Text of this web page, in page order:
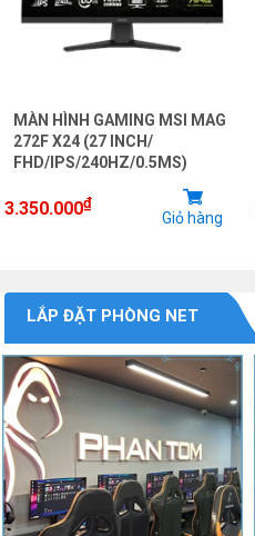
MÀN HÌNH GAMING MSI MAG
272F X24 (27 INCH/
FHD/IPS/240HZ/0.5MS)
3.350.000₫
Giỏ hàng
LẮP ĐẶT PHÒNG NET